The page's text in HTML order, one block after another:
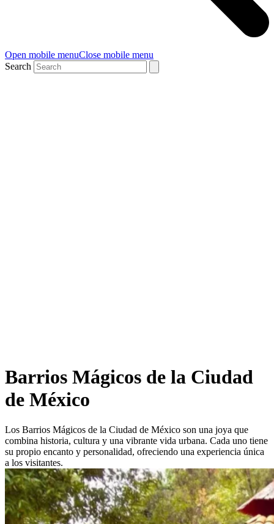
Open mobile menuClose mobile menu
Search
Barrios Mágicos de la Ciudad
de México
Los Barrios Mágicos de la Ciudad de México son una joya que
combina historia, cultura y una vibrante vida urbana. Cada uno tiene
su propio encanto y personalidad, ofreciendo una experiencia única
a los visitantes.